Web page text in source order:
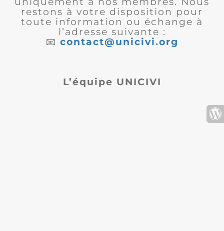
restons à votre disposition pour
toute information ou échange à
l’adresse suivante :
📧 contact@unicivi.org
L’équipe UNICIVI